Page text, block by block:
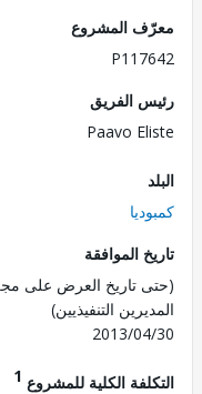
المشروع
الفريق
Paavo
الموافقة
تاريخ العرض على مجلس
التنفيذيين)
2013/
الكلية للمشروع1